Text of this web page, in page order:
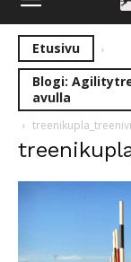
Etusivu
Blogi:
avulla